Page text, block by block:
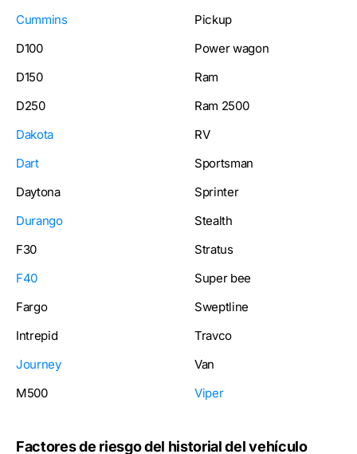
Cummins
D100
D150
D250
Dakota
Dart
Daytona
Durango
F30
F40
Fargo
Intrepid
Journey
M500
Pickup
Power wagon
Ram
Ram 2500
RV
Sportsman
Sprinter
Stealth
Stratus
Super bee
Sweptline
Travco
Van
Viper
Factores de riesgo del historial del vehículo